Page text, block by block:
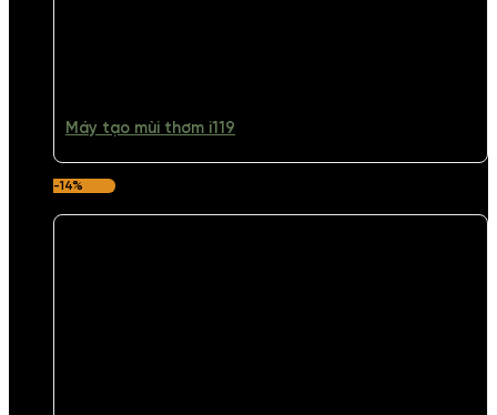
Máy tạo mùi thơm i119
-14%